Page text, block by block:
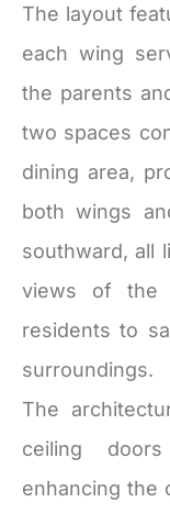
The layout
each wing
the parents
two spaces
dining area,
both wings
southward, all
views of the
residents to
surroundings.
The
ceiling
enhancing the